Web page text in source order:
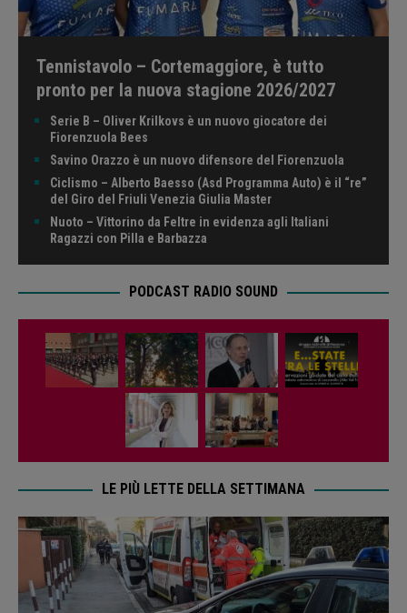
Tennistavolo – Cortemaggiore, è tutto
pronto per la nuova stagione 2026/2027
Serie B – Oliver Krilkovs è un nuovo giocatore dei
Fiorenzuola Bees
Savino Orazzo è un nuovo difensore del Fiorenzuola
Ciclismo – Alberto Baesso (Asd Programma Auto) è il “re”
del Giro del Friuli Venezia Giulia Master
Nuoto – Vittorino da Feltre in evidenza agli Italiani
Ragazzi con Pilla e Barbazza
PODCAST RADIO SOUND
LE PIÙ LETTE DELLA SETTIMANA